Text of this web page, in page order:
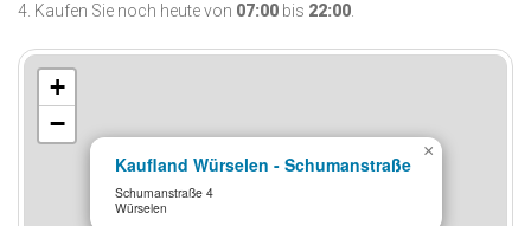
4. Kaufen Sie noch heute von 07:00 bis 22:00.
Kaufland Würselen - Schumanstraße
Schumanstraße 4
Würselen
×
+
−